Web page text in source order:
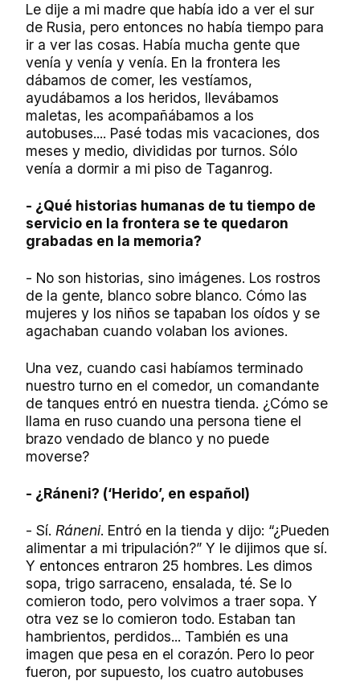
Le dije a mi madre que había ido a ver el sur
de Rusia, pero entonces no había tiempo para
ir a ver las cosas. Había mucha gente que
venía y venía y venía. En la frontera les
dábamos de comer, les vestíamos,
ayudábamos a los heridos, llevábamos
maletas, les acompañábamos a los
autobuses.... Pasé todas mis vacaciones, dos
meses y medio, divididas por turnos. Sólo
venía a dormir a mi piso de Taganrog.
- ¿Qué historias humanas de tu tiempo de
servicio en la frontera se te quedaron
grabadas en la memoria?
- No son historias, sino imágenes. Los rostros
de la gente, blanco sobre blanco. Cómo las
mujeres y los niños se tapaban los oídos y se
agachaban cuando volaban los aviones.
Una vez, cuando casi habíamos terminado
nuestro turno en el comedor, un comandante
de tanques entró en nuestra tienda. ¿Cómo se
llama en ruso cuando una persona tiene el
brazo vendado de blanco y no puede
moverse?
- ¿Ráneni? (‘Herido’, en español)
- Sí. Ráneni. Entró en la tienda y dijo: “¿Pueden
alimentar a mi tripulación?” Y le dijimos que sí.
Y entonces entraron 25 hombres. Les dimos
sopa, trigo sarraceno, ensalada, té. Se lo
comieron todo, pero volvimos a traer sopa. Y
otra vez se lo comieron todo. Estaban tan
hambrientos, perdidos... También es una
imagen que pesa en el corazón. Pero lo peor
fueron, por supuesto, los cuatro autobuses